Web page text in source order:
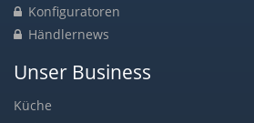
Konfiguratoren
Händlernews
Unser Business
Küche